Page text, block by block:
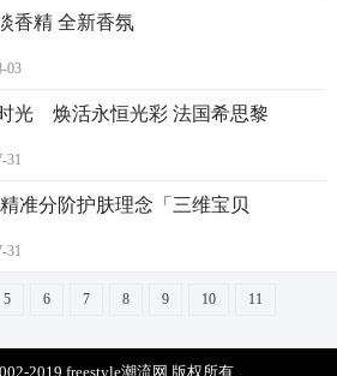
香精 全新香氛
03
光 焕活永恒光彩 法国希思黎
31
准分阶护肤理念「三维宝贝
31
5 6 7 8 9 10
11
2019 freestyle潮流网 版权所有